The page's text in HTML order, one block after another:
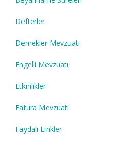
Defterler
Dernekler Mevzuatı
Engelli Mevzuatı
Etkinlikler
Fatura Mevzuatı
Faydalı Linkler